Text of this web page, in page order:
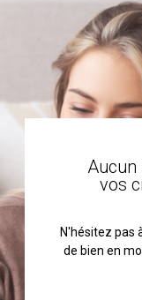
Aucun
vos
N'hésitez pas
de bien en